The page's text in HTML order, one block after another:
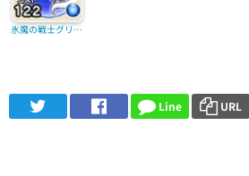
氷魔の戦士グリザード(覚醒)
Line URL